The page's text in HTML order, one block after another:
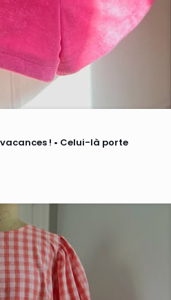
vacances ! • Celui-là porte